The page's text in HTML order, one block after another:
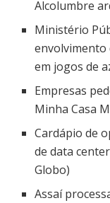
Alcolumbre
Ministério
envolvimento
em jogos de
Empresas
Minha Casa
Cardápio de
de data
Globo)
Assaí